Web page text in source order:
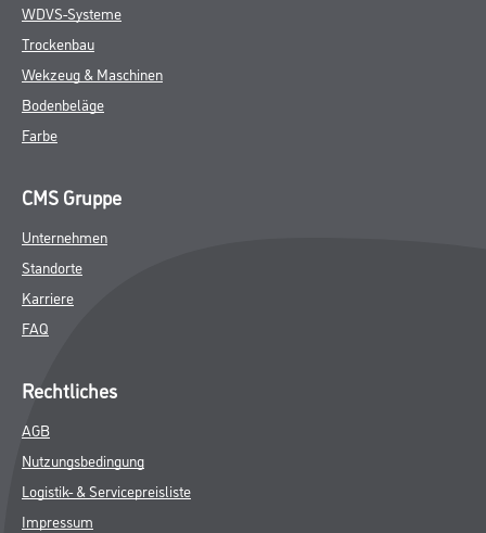
WDVS-Systeme
Trockenbau
Wekzeug & Maschinen
Bodenbeläge
Farbe
CMS Gruppe
Unternehmen
Standorte
Karriere
FAQ
Rechtliches
AGB
Nutzungsbedingung
Logistik- & Servicepreisliste
Impressum